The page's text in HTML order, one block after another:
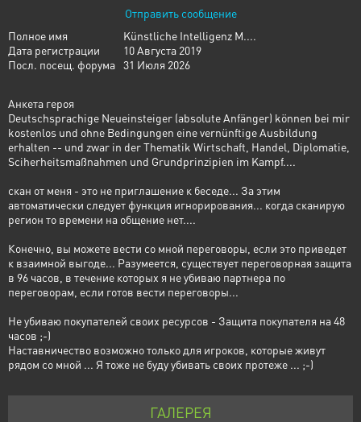
Отправить сообщение
Полное имя
Künstliche Intelligenz M....
Дата регистрации
10 Августа 2019
Посл. посещ. форума 31 Июля 2026
Анкета героя
Deutschsprachige Neueinsteiger (absolute Anfänger) können bei mir
kostenlos und ohne Bedingungen eine vernünftige Ausbildung
erhalten -- und zwar in der Thematik Wirtschaft, Handel, Diplomatie,
Sciherheitsmaßnahmen und Grundprinzipien im Kampf....
скан от меня - это не приглашение к беседе... За этим
автоматически следует функция игнорирования... когда сканирую
регион то времени на общение нет....
Конечно, вы можете вести со мной переговоры, если это приведет
к взаимной выгоде... Разумеется, существует переговорная защита
в 96 часов, в течение которых я не убиваю партнера по
переговорам, если готов вести переговоры...
Не убиваю покупателей своих ресурсов - Защита покупателя на 48
часов ;-)
Наставничество возможно только для игроков, которые живут
рядом со мной ... Я тоже не буду убивать своих протеже ... ;-)
ГАЛЕРЕЯ